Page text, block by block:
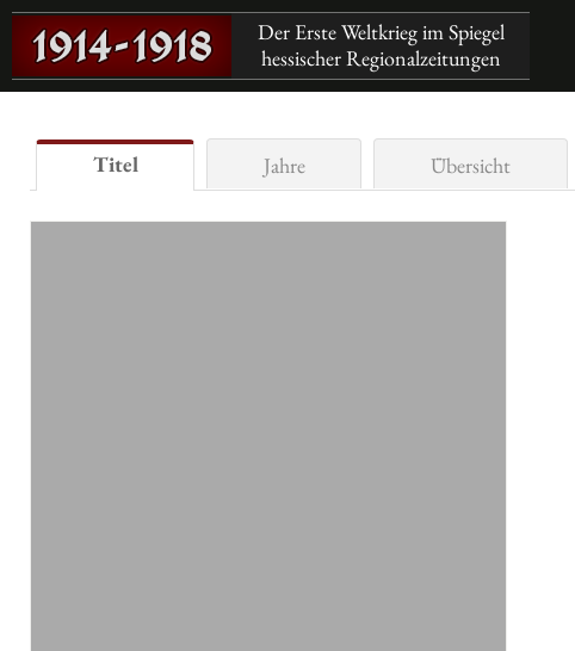
Der Erste Weltkrieg im Spiegel
hessischer Regionalzeitungen
Titel Jahre Übersicht